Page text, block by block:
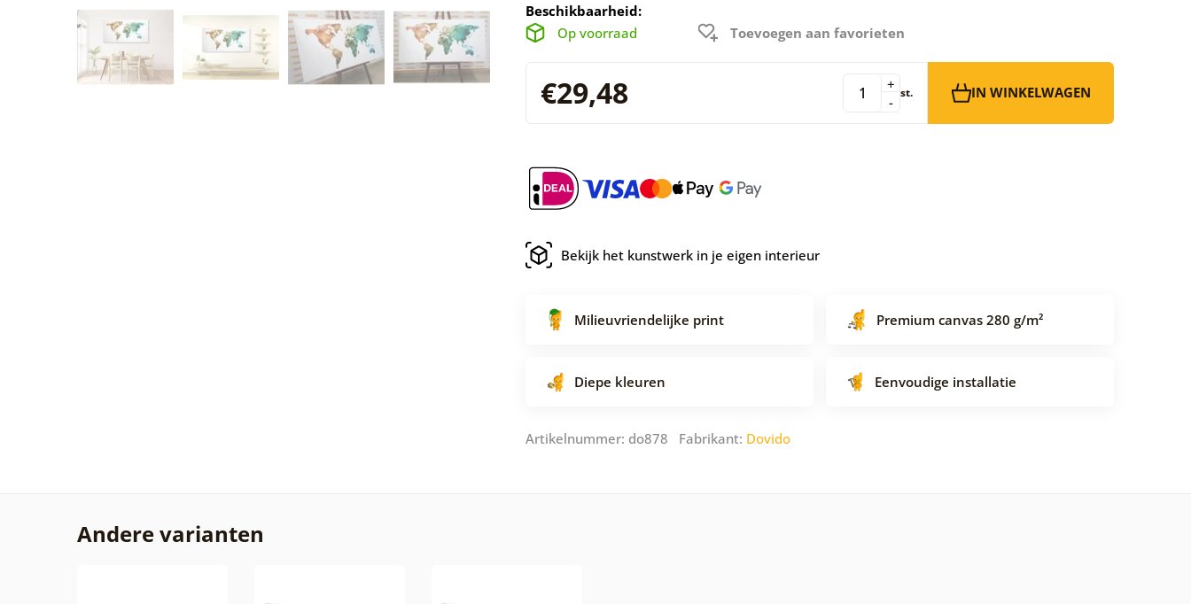
Beschikbaarheid:
Op voorraad
Toevoegen aan favorieten
€29,48 -
+ st. IN WINKELWAGEN
Bekijk het kunstwerk in je eigen interieur
Milieuvriendelijke print Premium canvas 280 g/m²
Diepe kleuren Eenvoudige installatie
Artikelnummer: do878 Fabrikant: Dovido
Andere varianten